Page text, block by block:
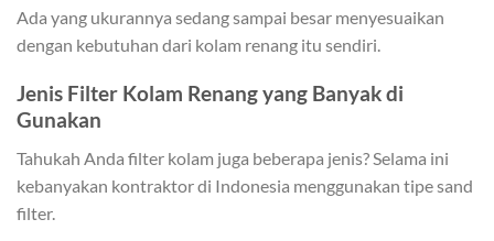
Ada yang ukurannya sedang sampai besar menyesuaikan
dengan kebutuhan dari kolam renang itu sendiri.
Jenis Filter Kolam Renang yang Banyak di
Gunakan
Tahukah Anda filter kolam juga beberapa jenis? Selama ini
kebanyakan kontraktor di Indonesia menggunakan tipe sand
filter.